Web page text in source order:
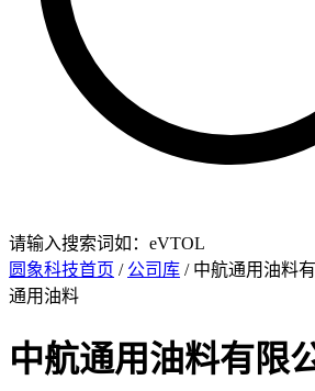
请输入搜索词如：eVTOL
圆象科技首页 / 公司库 / 中航通用油料
通用油料
中航通用油料有限